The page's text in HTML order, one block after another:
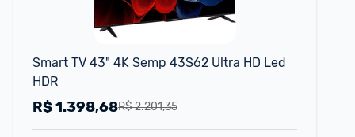
Smart TV 43" 4K Semp 43S62 Ultra HD Led
HDR
R$ 2.201,35
R$1.398,68